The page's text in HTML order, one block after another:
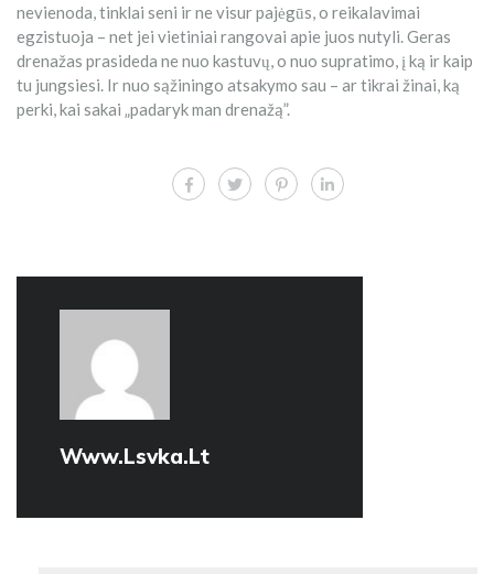
nevienoda, tinklai seni ir ne visur pajėgūs, o reikalavimai
egzistuoja – net jei vietiniai rangovai apie juos nutyli. Geras
drenažas prasideda ne nuo kastuvų, o nuo supratimo, į ką ir kaip
tu jungsiesi. Ir nuo sąžiningo atsakymo sau – ar tikrai žinai, ką
perki, kai sakai „padaryk man drenažą”.
Www.lsvka.lt